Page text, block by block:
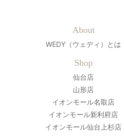
About
WEDY（ウェディ）とは
Shop
仙台店
山形店
イオンモール名取店
イオンモール新利府店
イオンモール仙台上杉店